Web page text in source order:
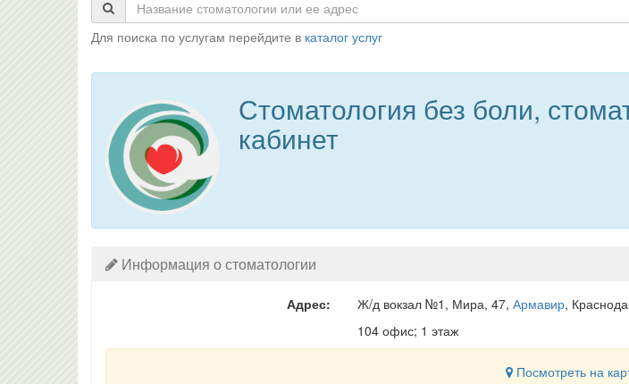
Для поиска по услугам перейдите в каталог услуг
Стоматология без боли,
кабинет
Информация о стоматологии
Адрес: Ж/д вокзал №1, Мира, 47, Армавир,
104 офис; 1 этаж
Посмотреть на